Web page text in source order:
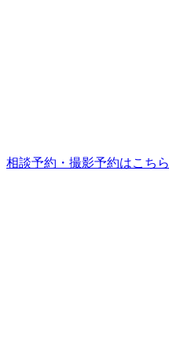
相談予約・撮影予約はこちら